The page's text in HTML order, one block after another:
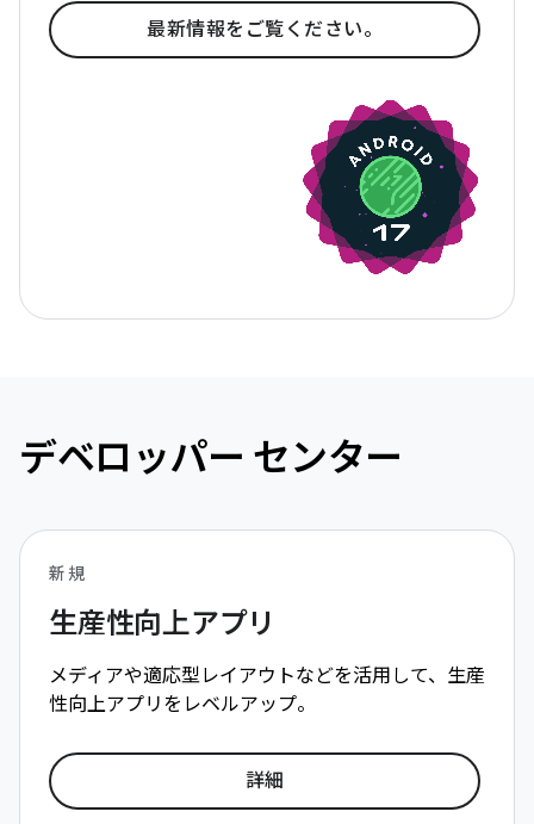
最新情報をご覧ください。
デベロッパー センター
新規
生産性向上アプリ
メディアや適応型レイアウトなどを活用して、生産
性向上アプリをレベルアップ。
詳細